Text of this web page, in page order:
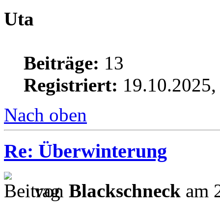
Uta
Beiträge: 13
Registriert:
Nach oben
Re: Überwinterung
von Blackschneck am